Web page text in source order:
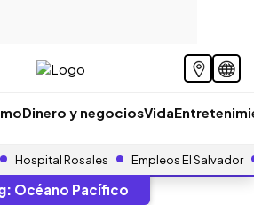
Dinero y negociosVida
Hospital Rosales Empleos El Salvador
Océano Pacífico